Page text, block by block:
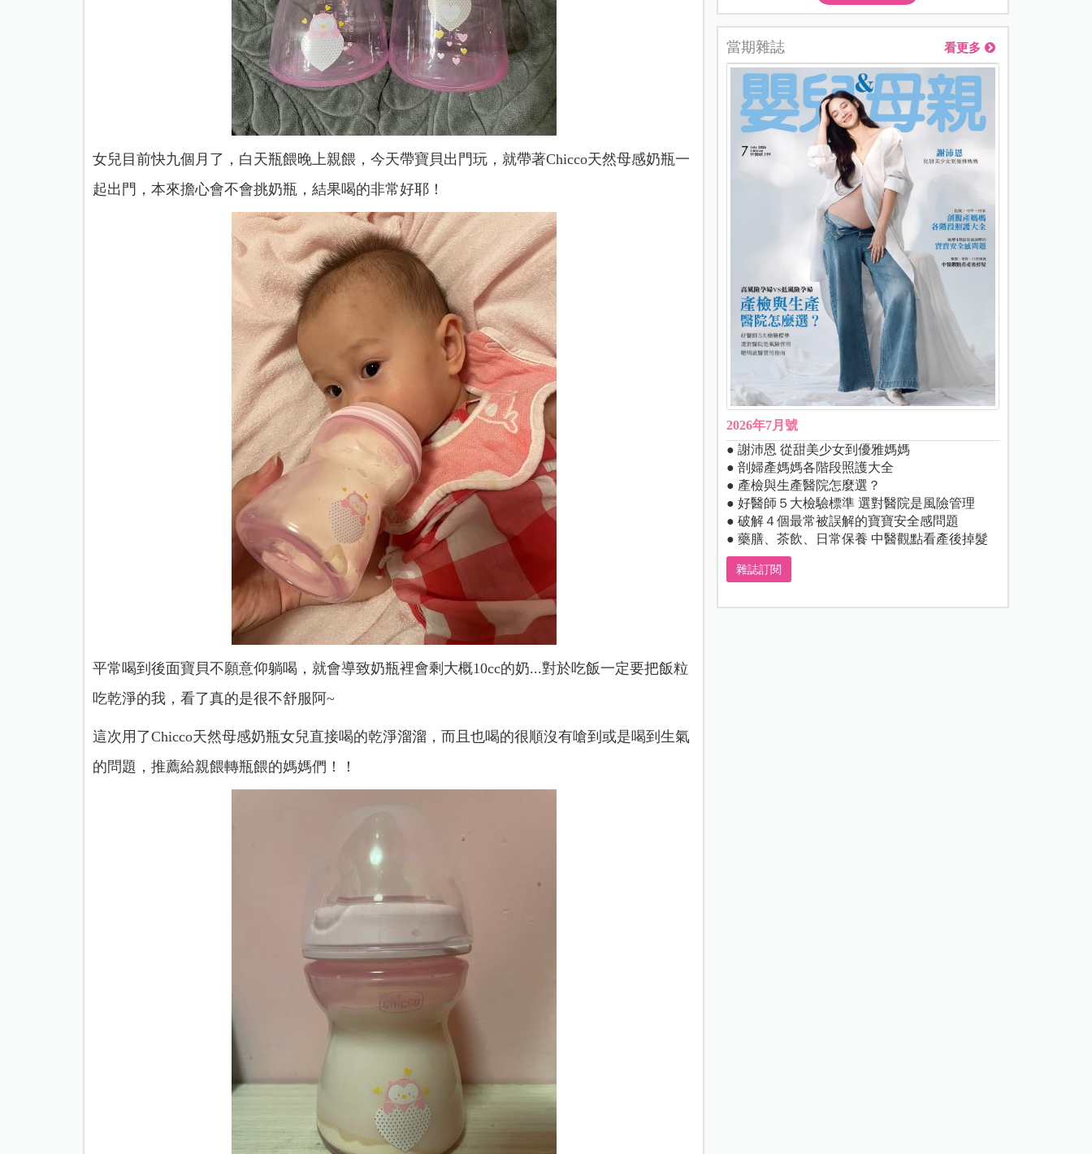
女兒目前快九個月了，白天瓶餵晚上親餵，今天帶寶貝出門玩，就帶著Chicco天然母感奶瓶一
起出門，本來擔心會不會挑奶瓶，結果喝的非常好耶！
平常喝到後面寶貝不願意仰躺喝，就會導致奶瓶裡會剩大概10cc的奶...對於吃飯一定要把飯粒
吃乾淨的我，看了真的是很不舒服阿~
這次用了Chicco天然母感奶瓶女兒直接喝的乾淨溜溜，而且也喝的很順沒有嗆到或是喝到生氣
的問題，推薦給親餵轉瓶餵的媽媽們！！
當期雜誌 看更多
2026年7月號
● 謝沛恩 從甜美少女到優雅媽媽
● 剖婦產媽媽各階段照護大全
● 產檢與生產醫院怎麼選？
● 好醫師５大檢驗標準 選對醫院是風險管理
● 破解４個最常被誤解的寶寶安全感問題
● 藥膳、茶飲、日常保養 中醫觀點看產後掉髮
雜誌訂閱